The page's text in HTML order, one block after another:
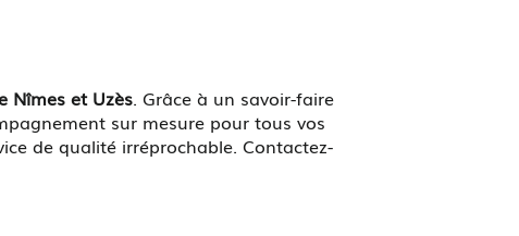
Nîmes et Uzès. Grâce à un savoir-faire
sur mesure pour tous vos
de qualité irréprochable. Contactez-